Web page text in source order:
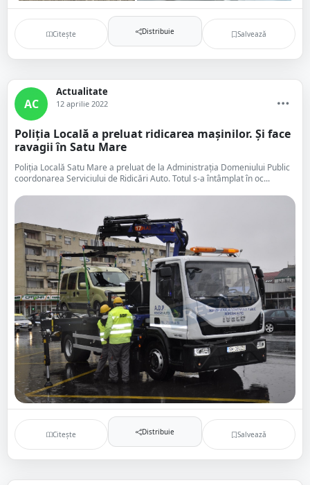
Citește Distribuie Salvează
AC
Actualitate
12 aprilie 2022
Poliția Locală a preluat ridicarea mașinilor. Și face
ravagii în Satu Mare
Poliția Locală Satu Mare a preluat de la Administrația Domeniului Public
coordonarea Serviciului de Ridicări Auto. Totul s-a întâmplat în oc...
Citește Distribuie Salvează